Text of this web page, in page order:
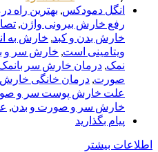
انگل دمودکس, بهترین راه
رفع خارش بیرونی واژن,
خارش بدن و کبد, خارش به
ویتامینی است, خارش سر و
نمک, درمان خارش سر
صورت, درمان خانگی
علت خارش پوست سر و
خارش سر و صورت و بدن,
پیام بگذارید
اطلاعات بیشتر